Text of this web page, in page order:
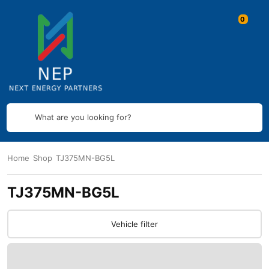
What are you looking for?
Home Shop TJ375MN-BG5L
TJ375MN-BG5L
Vehicle filter